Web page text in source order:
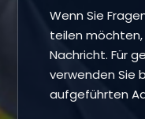
Wenn Sie
teilen möchten,
Nachricht.Für
verwenden Sie
aufgeführten